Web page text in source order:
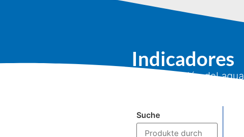
Indicadores
División del agua
Suche